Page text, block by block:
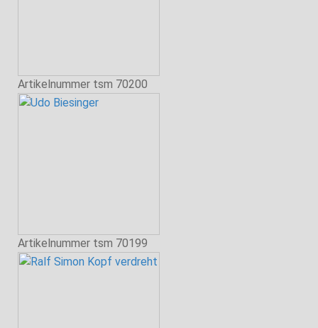
Artikelnummer tsm 70200
Artikelnummer tsm 70199